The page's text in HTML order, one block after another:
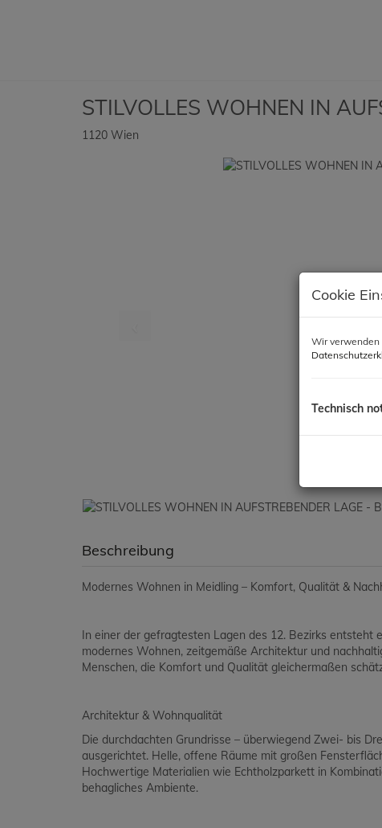
STILVOLLES WOHNEN IN
1120 Wien
Beschreibung
Modernes Wohnen in Meidling – Komfort, Qualität &
In einer der gefragtesten Lagen des 12. Bezirks
modernes Wohnen, zeitgemäße Architektur und
Menschen, die Komfort und Qualität gleichermaßen
Architektur & Wohnqualität
Die durchdachten Grundrisse – überwiegend Zwei- bis
ausgerichtet. Helle, offene Räume mit großen
Hochwertige Materialien wie Echtholzparkett in
behagliches Ambiente.
Cookie
Wir verwenden
Technisch